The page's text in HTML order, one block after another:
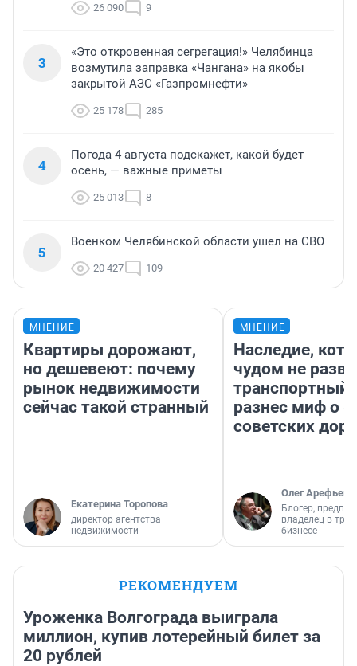
26 090 9
3
«Это откровенная сегрегация!» Челябинца
возмутила заправка «Чангана» на якобы
закрытой АЗС «Газпромнефти»
25 178 285
4
Погода 4 августа подскажет, какой будет
осень, — важные приметы
25 013 8
5
Военком Челябинской области ушел на СВО
20 427 109
МНЕНИЕ
Квартиры дорожают,
но дешевеют: почему
рынок недвижимости
сейчас такой странный
Екатерина Торопова
директор агентства
недвижимости
МНЕНИЕ
Наследие,
чудом не
транспортный
разнес миф о
советских
Олег Арефьев
Блогер,
владелец в
бизнесе
РЕКОМЕНДУЕМ
Уроженка Волгограда выиграла
миллион, купив лотерейный билет за
20 рублей